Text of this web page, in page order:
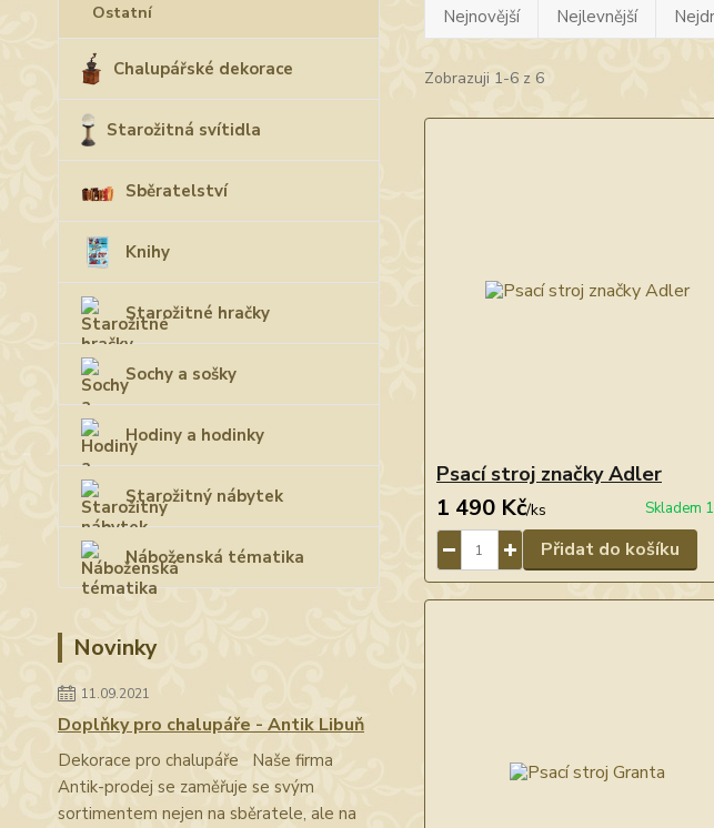
Ostatní
Chalupářské dekorace
Starožitná svítidla
Sběratelství
Knihy
Starožitné hračky
Sochy a sošky
Hodiny a hodinky
Starožitný nábytek
Náboženská tématika
Novinky
11.09.2021
Doplňky pro chalupáře - Antik Libuň
Dekorace pro chalupáře Naše firma
Antik-prodej se zaměřuje se svým
sortimentem nejen na sběratele, ale na
Nejnovější Nejlevnější
Zobrazuji 1-6 z 6
Psací stroj značky Adler
1 490 Kč/ks Skladem
Přidat do košíku